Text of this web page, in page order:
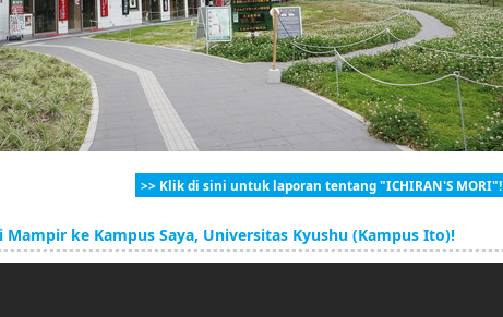
>> Klik di sini untuk laporan tentang "ICHIRAN'S MORI"!
ke Kampus Saya, Universitas Kyushu (Kampus Ito)!